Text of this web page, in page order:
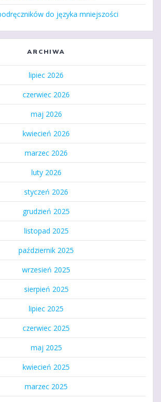
do języka mniejszości
ARCHIWA
lipiec 2026
czerwiec 2026
maj 2026
kwiecień 2026
marzec 2026
luty 2026
styczeń 2026
grudzień 2025
listopad 2025
październik 2025
wrzesień 2025
sierpień 2025
lipiec 2025
czerwiec 2025
maj 2025
kwiecień 2025
marzec 2025